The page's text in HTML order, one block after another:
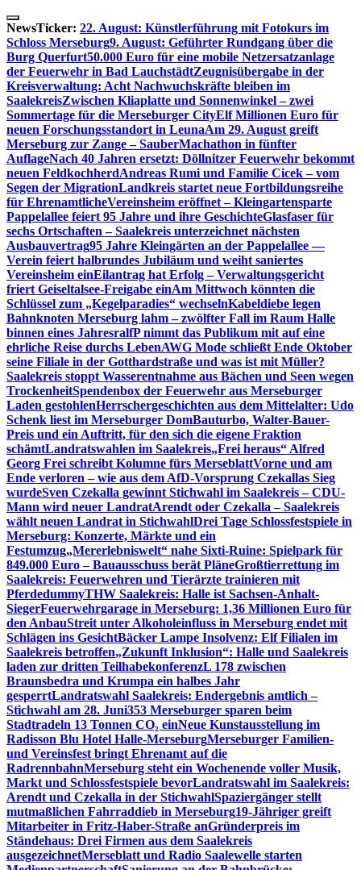
Skip
to
content
NewsTicker: 22. August: Künstlerführung mit Fotokurs im
Schloss Merseburg9. August: Geführter Rundgang über die
Burg Querfurt50.000 Euro für eine mobile Netzersatzanlage
der Feuerwehr in Bad LauchstädtZeugnisübergabe in der
Kreisverwaltung: Acht Nachwuchskräfte bleiben im
SaalekreisZwischen Kliaplatte und Sonnenwinkel – zwei
Sommertage für die Merseburger CityElf Millionen Euro für
neuen Forschungsstandort in LeunaAm 29. August greift
Merseburg zur Zange – SauberMachathon in fünfter
AuflageNach 40 Jahren ersetzt: Döllnitzer Feuerwehr bekommt
neuen FeldkochherdAndreas Rumi und Familie Cicek – vom
Segen der MigrationLandkreis startet neue Fortbildungsreihe
für EhrenamtlicheVereinsheim eröffnet – Kleingartensparte
Pappelallee feiert 95 Jahre und ihre GeschichteGlasfaser für
sechs Ortschaften – Saalekreis unterzeichnet nächsten
Ausbauvertrag95 Jahre Kleingärten an der Pappelallee —
Verein feiert halbrundes Jubiläum und weiht saniertes
Vereinsheim einEilantrag hat Erfolg – Verwaltungsgericht
friert Geiseltalsee-Freigabe einAm Mittwoch könnten die
Schlüssel zum „Kegelparadies“ wechselnKabeldiebe legen
Bahnknoten Merseburg lahm – zwölfter Fall im Raum Halle
binnen eines JahresralfP nimmt das Publikum mit auf eine
ehrliche Reise durchs LebenAWG Mode schließt Ende Oktober
seine Filiale in der Gotthardstraße und was ist mit Müller?
Saalekreis stoppt Wasserentnahme aus Bächen und Seen wegen
TrockenheitSpendenbox der Feuerwehr aus Merseburger
Laden gestohlenHerrschergeschichten aus dem Mittelalter: Udo
Schenk liest im Merseburger DomBauturbo, Walter-Bauer-
Preis und ein Auftritt, für den sich die eigene Fraktion
schämtLandratswahlen im Saalekreis„Frei heraus“ Alfred
Georg Frei schreibt Kolumne fürs MerseblattVorne und am
Ende verloren – wie aus dem AfD-Vorsprung Czekallas Sieg
wurdeSven Czekalla gewinnt Stichwahl im Saalekreis – CDU-
Mann wird neuer LandratArendt oder Czekalla – Saalekreis
wählt neuen Landrat in StichwahlDrei Tage Schlossfestspiele in
Merseburg: Konzerte, Märkte und ein
Festumzug„Mererlebniswelt“ nahe Sixti-Ruine: Spielpark für
849.000 Euro – Bauausschuss berät PläneGroßtierrettung im
Saalekreis: Feuerwehren und Tierärzte trainieren mit
PferdedummyTHW Saalekreis: Halle ist Sachsen-Anhalt-
SiegerFeuerwehrgarage in Merseburg: 1,36 Millionen Euro für
den AnbauStreit unter Alkoholeinfluss in Merseburg endet mit
Schlägen ins GesichtBäcker Lampe Insolvenz: Elf Filialen im
Saalekreis betroffen„Zukunft Inklusion“: Halle und Saalekreis
laden zur dritten TeilhabekonferenzL 178 zwischen
Braunsbedra und Krumpa ein halbes Jahr
gesperrtLandratswahl Saalekreis: Endergebnis amtlich –
Stichwahl am 28. Juni353 Merseburger sparen beim
Stadtradeln 13 Tonnen CO₂ einNeue Kunstausstellung im
Radisson Blu Hotel Halle-MerseburgMerseburger Familien-
und Vereinsfest bringt Ehrenamt auf die
RadrennbahnMerseburg steht ein Wochenende voller Musik,
Markt und Schlossfestspiele bevorLandratswahl im Saalekreis:
Arendt und Czekalla in der StichwahlSpaziergänger stellt
mutmaßlichen Fahrraddieb in Merseburg19-Jähriger greift
Mitarbeiter in Fritz-Haber-Straße anGründerpreis im
Ständehaus: Drei Firmen aus dem Saalekreis
ausgezeichnetMerseblatt und Radio Saalewelle starten